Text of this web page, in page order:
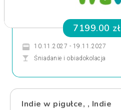
7199.00 zł
10.11.2027 - 19.11.2027
Śniadanie i obiadokolacja
Indie w pigułce, , Indie